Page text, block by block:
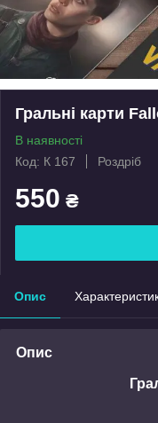
Гральні карти
В наявності
Код: К 167
Роздріб
550 ₴
Опис
Опис